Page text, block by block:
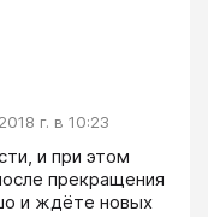
г. в 10:23
и при этом
прекращения
и ждёте новых